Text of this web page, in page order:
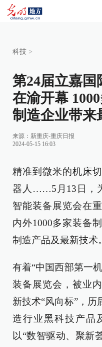
科技 >
第24届立嘉
在渝开幕
制造企业带来
来源： 新重庆-重庆日报
2024-05-15 16:03
精准到微米的机床
器人……5月13日，
智能装备展览会在
内外1000多家装备
制造产品及最新技术。
有着“中国西部第一
装备展览会，被业
新技术“风向标”，历
造行业黑科技产品
以“数智驱动、聚新